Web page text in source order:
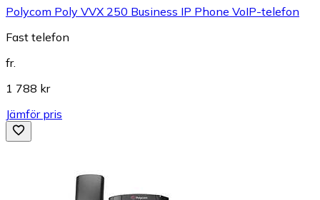
Polycom Poly VVX 250 Business IP Phone VoIP-telefon
Fast telefon
fr.
1 788 kr
Jämför pris